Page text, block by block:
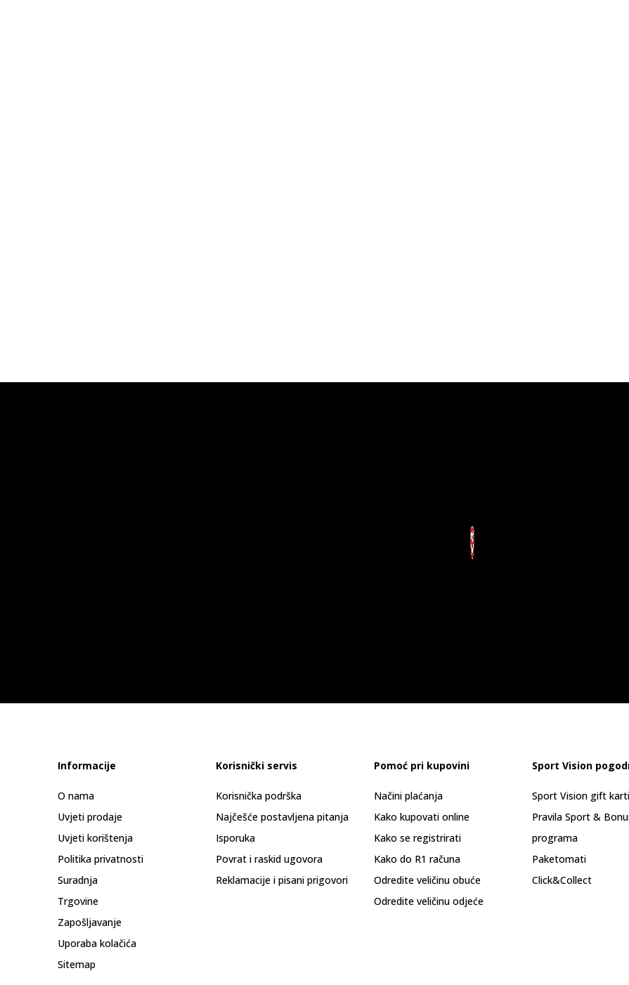
Informacije
O nama
Uvjeti prodaje
Uvjeti korištenja
Politika privatnosti
Suradnja
Trgovine
Zapošljavanje
Uporaba kolačića
Sitemap
Korisnički servis
Korisnička podrška
Najčešće postavljena pitanja
Isporuka
Povrat i raskid ugovora
Reklamacije i pisani prigovori
Pomoć pri kupovini
Načini plaćanja
Kako kupovati online
Kako se registrirati
Kako do R1 računa
Odredite veličinu obuće
Odredite veličinu odjeće
Sport Vision
Sport Vision gift
Pravila Sport &
programa
Paketomati
Click&Collect